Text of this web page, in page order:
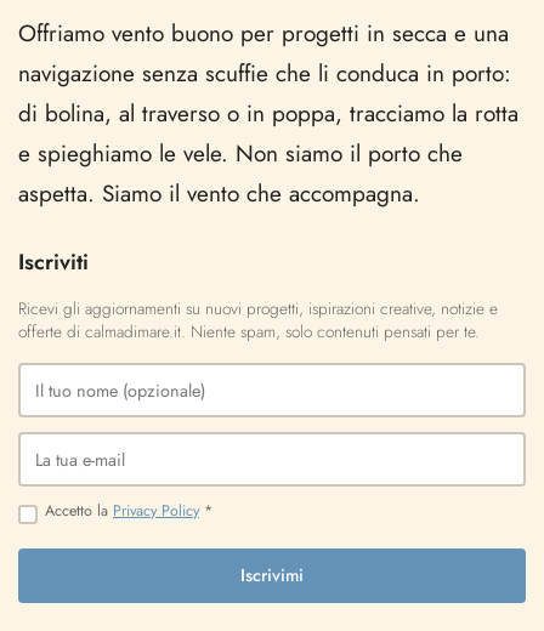
Offriamo vento buono per progetti in secca e una
navigazione senza scuffie che li conduca in porto:
di bolina, al traverso o in poppa, tracciamo la rotta
e spieghiamo le vele. Non siamo il porto che
aspetta. Siamo il vento che accompagna.
Iscriviti
Ricevi gli aggiornamenti su nuovi progetti, ispirazioni creative, notizie e
offerte di calmadimare.it. Niente spam, solo contenuti pensati per te.
Accetto la Privacy Policy*
Iscrivimi